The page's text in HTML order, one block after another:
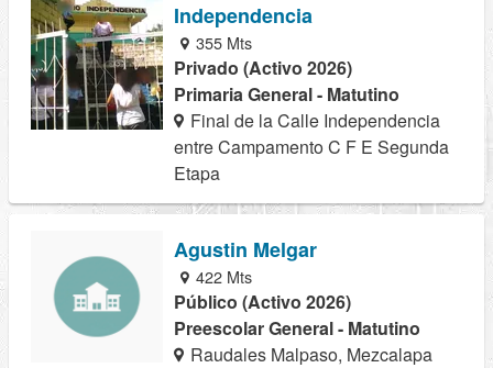
Independencia
355 Mts
Privado (Activo 2026)
Primaria General - Matutino
Final de la Calle Independencia
entre Campamento C F E Segunda
Etapa
Agustin Melgar
422 Mts
Público (Activo 2026)
Preescolar General - Matutino
Raudales Malpaso, Mezcalapa